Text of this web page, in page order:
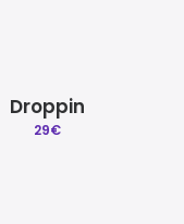
Droppin
29€